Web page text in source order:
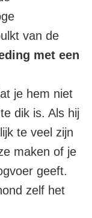
van de
met een
je hem niet
dik is. Als hij
te veel zijn
maken of je
geeft.
zelf het